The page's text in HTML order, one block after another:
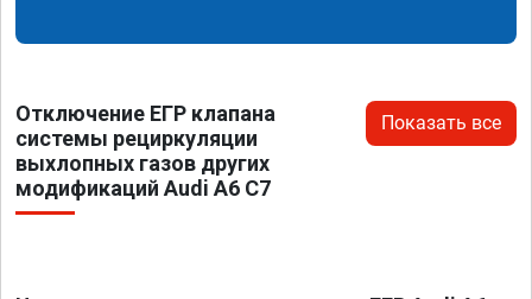
Отключение ЕГР клапана
системы рециркуляции
выхлопных газов других
модификаций Audi A6 C7
Показать все